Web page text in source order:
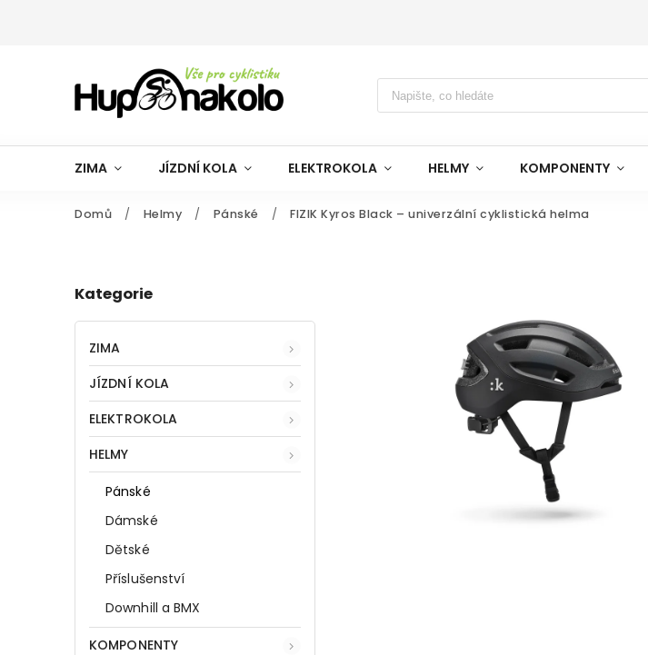
ZIMA JÍZDNÍ KOLA ELEKTROKOLA HELMY KOMPONENTY
Domů / Helmy / Pánské / FIZIK Kyros Black – univerzální cyklistická helma
Kategorie
ZIMA
JÍZDNÍ KOLA
ELEKTROKOLA
HELMY
Pánské
Dámské
Dětské
Příslušenství
Downhill a BMX
KOMPONENTY